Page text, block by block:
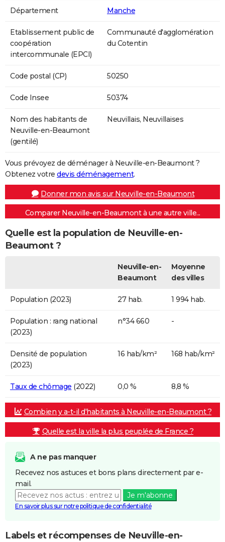
Département Manche
Etablissement public de
coopération
intercommunale (EPCI)
Communauté d'agglomération
du Cotentin
Code postal (CP) 50250
Code Insee 50374
Nom des habitants de
Neuville-en-Beaumont
(gentilé)
Neuvillais, Neuvillaises
Vous prévoyez de déménager à Neuville-en-Beaumont ?
Obtenez votre devis déménagement.
Donner mon avis sur Neuville-en-Beaumont
Comparer Neuville-en-Beaumont à une autre ville...
Quelle est la population de Neuville-en-
Beaumont ?
Neuville-en-
Beaumont
Moyenne
des villes
Population (2023) 27 hab. 1 994 hab.
Population : rang national
(2023)
n°34 660 -
Densité de population
(2023)
16 hab/km² 168 hab/km²
Taux de chômage (2022) 0,0 % 8,8 %
Combien y a-t-il d'habitants à Neuville-en-Beaumont ?
Quelle est la ville la plus peuplée de France ?
A ne pas manquer
Recevez nos astuces et bons plans directement par e-
mail.
Je m'abonne
En savoir plus sur notre politique de confidentialité
Labels et récompenses de Neuville-en-